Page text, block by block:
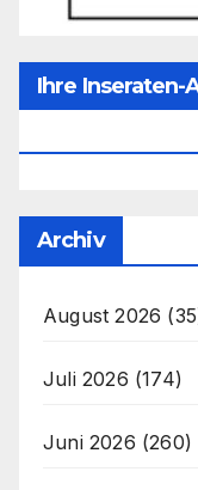
Ihre Inseraten-
Archiv
August 2026
Juli 2026 (174)
Juni 2026 (260)